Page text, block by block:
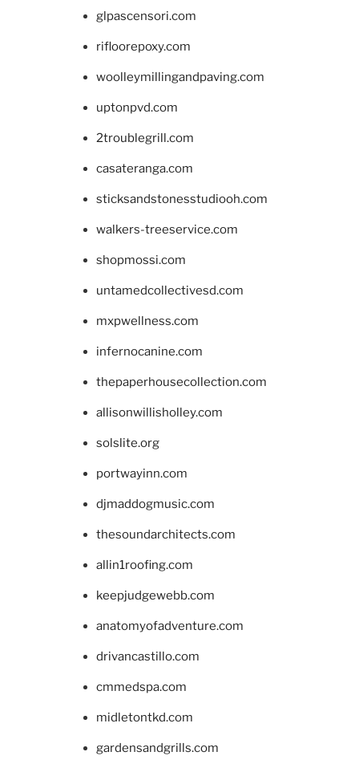
glpascensori.com
rifloorepoxy.com
woolleymillingandpaving.com
uptonpvd.com
2troublegrill.com
casateranga.com
sticksandstonesstudiooh.com
walkers-treeservice.com
shopmossi.com
untamedcollectivesd.com
mxpwellness.com
infernocanine.com
thepaperhousecollection.com
allisonwillisholley.com
solslite.org
portwayinn.com
djmaddogmusic.com
thesoundarchitects.com
allin1roofing.com
keepjudgewebb.com
anatomyofadventure.com
drivancastillo.com
cmmedspa.com
midletontkd.com
gardensandgrills.com